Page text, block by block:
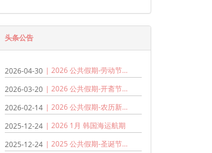
头条公告
2026-04-30
| 2026 公共假期-劳动节 (马&韩)
2026-03-20
| 2026 公共假期-开斋节 (马来西亚)
2026-02-14
| 2026 公共假期-农历新年 (马&韩)
2025-12-24 | 2026 1月 韩国海运航期
2025-12-24
| 2025 公共假期-圣诞节和元旦